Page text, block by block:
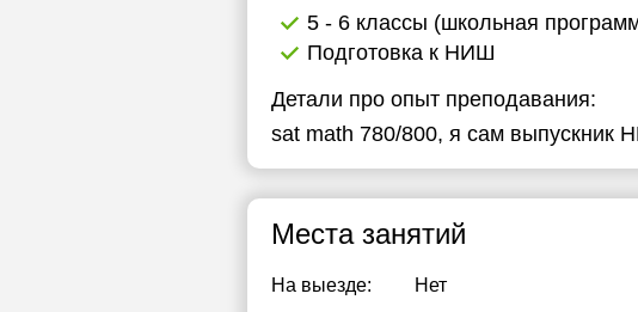
5 - 6 классы (школьная
Подготовка к НИШ
Детали про опыт преподавания:
sat math 780/800, я сам выпускник
Места занятий
На выезде: Нет